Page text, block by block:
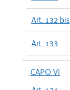
Art. 132 bis
Art. 133
CAPO VI